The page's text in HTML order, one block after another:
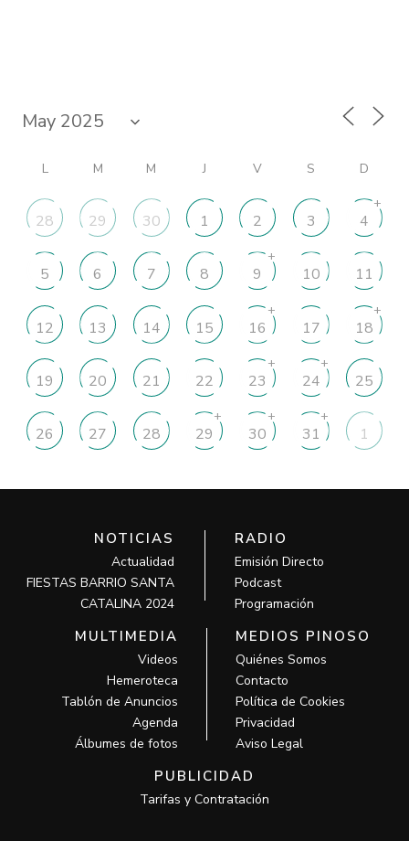
L M M J V S D
28 29 30 1 2 3 4
+
5 6 7 8 9
+
10 11
12 13 14 15 16
+
17 18
+
19 20 21 22 23
+
24
+
25
26 27 28 29
+
30
+
31
+
1
NOTICIAS
Actualidad
FIESTAS BARRIO SANTA
CATALINA 2024
RADIO
Emisión Directo
Podcast
Programación
MULTIMEDIA
Videos
Hemeroteca
Tablón de Anuncios
Agenda
Álbumes de fotos
MEDIOS PINOSO
Quiénes Somos
Contacto
Política de Cookies
Privacidad
Aviso Legal
PUBLICIDAD
Tarifas y Contratación